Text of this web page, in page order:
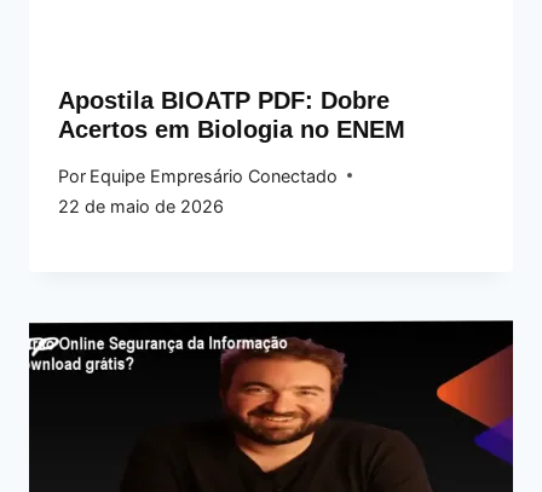
Apostila BIOATP PDF: Dobre
Acertos em Biologia no ENEM
Por Equipe Empresário Conectado
22 de maio de 2026